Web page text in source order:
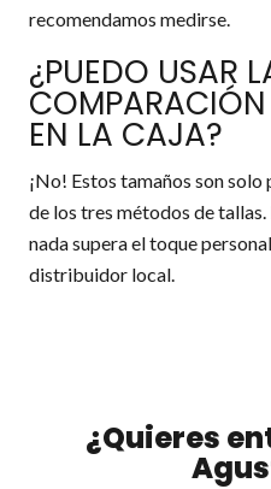
recomendamos medirse.
¿PUEDO USAR
EN LA CAJA?
¡No! Estos tamaños son
de los tres métodos de
nada supera el toque
distribuidor local.
¿Quieres